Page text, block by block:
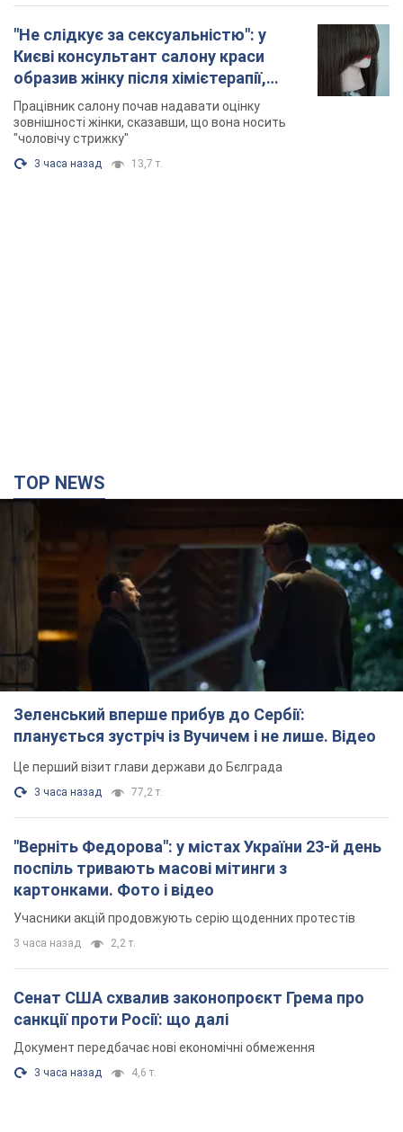
"Не слідкує за сексуальністю": у
Києві консультант салону краси
образив жінку після хімієтерапії,
розгорівся скандал. Фото
Працівник салону почав надавати оцінку
зовнішності жінки, сказавши, що вона носить
"чоловічу стрижку"
3 часа назад 13,7 т.
TOP NEWS
Зеленський вперше прибув до Сербії:
планується зустріч із Вучичем і не лише. Відео
Це перший візит глави держави до Бєлграда
3 часа назад 77,2 т.
"Верніть Федорова": у містах України 23-й день
поспіль тривають масові мітинги з
картонками. Фото і відео
Учасники акцій продовжують серію щоденних протестів
3 часа назад 2,2 т.
Сенат США схвалив законопроєкт Грема про
санкції проти Росії: що далі
Документ передбачає нові економічні обмеження
3 часа назад 4,6 т.